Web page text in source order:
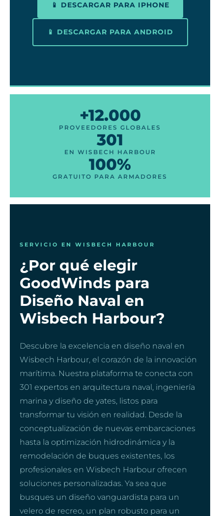
📱 DESCARGAR PARA IPHONE
📱 DESCARGAR PARA ANDROID
+12.000
PROVEEDORES GLOBALES
301
EN WISBECH HARBOUR
100%
GRATUITO PARA ARMADORES
SERVICIO EN WISBECH HARBOUR
¿Por qué elegir
GoodWinds para
Diseño Naval en
Wisbech Harbour?
Descubre la excelencia en diseño naval en
Wisbech Harbour, el corazón de la innovación
marítima. Nuestra plataforma te conecta con
301 expertos en arquitectura naval, ingeniería
marina y diseño de yates, listos para
transformar tu visión en realidad. Desde la
conceptualización de nuevas embarcaciones
hasta la optimización hidrodinámica y la
remodelación de buques existentes, los
profesionales en Wisbech Harbour ofrecen
soluciones personalizadas. Ya sea que
busques un diseño vanguardista para un
velero de recreo, un plan robusto para un